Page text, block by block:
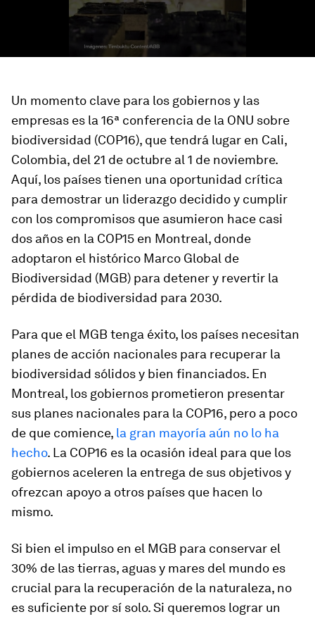
Un momento clave para los gobiernos y las
empresas es la 16ª conferencia de la ONU sobre
biodiversidad (COP16), que tendrá lugar en Cali,
Colombia, del 21 de octubre al 1 de noviembre.
Aquí, los países tienen una oportunidad crítica
para demostrar un liderazgo decidido y cumplir
con los compromisos que asumieron hace casi
dos años en la COP15 en Montreal, donde
adoptaron el histórico Marco Global de
Biodiversidad (MGB) para detener y revertir la
pérdida de biodiversidad para 2030.
Para que el MGB tenga éxito, los países necesitan
planes de acción nacionales para recuperar la
biodiversidad sólidos y bien financiados. En
Montreal, los gobiernos prometieron presentar
sus planes nacionales para la COP16, pero a poco
de que comience, la gran mayoría aún no lo ha
hecho. La COP16 es la ocasión ideal para que los
gobiernos aceleren la entrega de sus objetivos y
ofrezcan apoyo a otros países que hacen lo
mismo.
Si bien el impulso en el MGB para conservar el
30% de las tierras, aguas y mares del mundo es
crucial para la recuperación de la naturaleza, no
es suficiente por sí solo. Si queremos lograr un